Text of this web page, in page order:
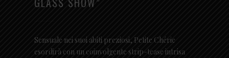
Sensuale nei suoi abiti preziosi, Petite Chérie
esordirà con un coinvolgente strip-tease intrisa